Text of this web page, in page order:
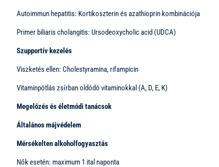
Autoimmun hepatitis: Kortikoszterin és azathioprin kombinációja
Primer biliaris cholangitis: Ursodeoxycholic acid (UDCA)
Szupportív kezelés
Viszketés ellen: Cholestyramina, rifampicin
Vitaminpótlás zsírban oldódó vitaminokkal (A, D, E, K)
Megelőzés és életmódi tanácsok
Általános májvédelem
Mérsékelten alkoholfogyasztás
Nők esetén: maximum 1 ital naponta